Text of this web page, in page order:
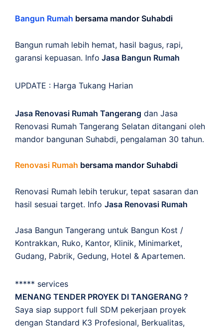
Bangun Rumah bersama mandor Suhabdi
Bangun rumah lebih hemat, hasil bagus, rapi,
garansi kepuasan. Info Jasa Bangun Rumah
UPDATE : Harga Tukang Harian
Jasa Renovasi Rumah Tangerang dan Jasa
Renovasi Rumah Tangerang Selatan ditangani oleh
mandor bangunan Suhabdi, pengalaman 30 tahun.
Renovasi Rumah bersama mandor Suhabdi
Renovasi Rumah lebih terukur, tepat sasaran dan
hasil sesuai target. Info Jasa Renovasi Rumah
Jasa Bangun Tangerang untuk Bangun Kost /
Kontrakkan, Ruko, Kantor, Klinik, Minimarket,
Gudang, Pabrik, Gedung, Hotel & Apartemen.
***** services
MENANG TENDER PROYEK DI TANGERANG ?
Saya siap support full SDM pekerjaan proyek
dengan Standard K3 Profesional, Berkualitas,